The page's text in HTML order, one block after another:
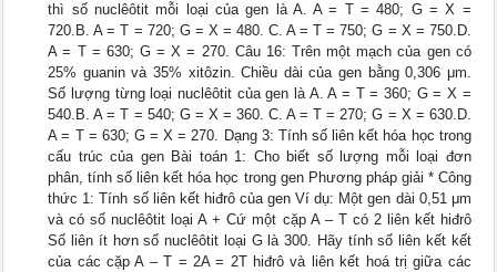
thì số nuclêôtit mỗi loại của gen là A. A = T = 480; G = X =
720.B. A = T = 720; G = X = 480. C. A = T = 750; G = X = 750.D.
A = T = 630; G = X = 270. Câu 16: Trên một mạch của gen có
25% guanin và 35% xitôzin. Chiều dài của gen bằng 0,306 μm.
Số lượng từng loại nuclêôtit của gen là A. A = T = 360; G = X =
540.B. A = T = 540; G = X = 360. C. A = T = 270; G = X = 630.D.
A = T = 630; G = X = 270. Dạng 3: Tính số liên kết hóa học trong
cấu trúc của gen Bài toán 1: Cho biết số lượng mỗi loại đơn
phân, tính số liên kết hóa học trong gen Phương pháp giải * Công
thức 1: Tính số liên kết hiđrô của gen Ví dụ: Một gen dài 0,51 μm
và có số nuclêôtit loại A + Cứ một cặp A – T có 2 liên kết hiđrô
Số liên ít hơn số nuclêôtit loại G là 300. Hãy tính số liên kết kết
của các cặp A – T = 2A = 2T hiđrô và liên kết hoá trị giữa các